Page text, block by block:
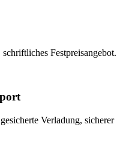
Festpreisangebot.
Verladung, sicherer